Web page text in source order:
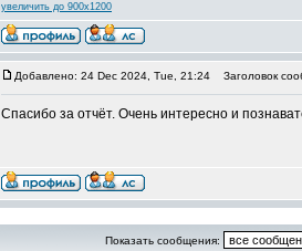
увеличить до 900x1200
Добавлено: 24 Dec 2024, Tue, 21:24 Заголовок
Спасибо за отчёт. Очень интересно и
Показать сообщения: